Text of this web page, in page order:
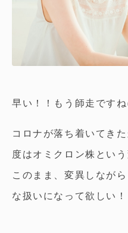
早い！！もう師走です
コロナが落ち着いてき
度はオミクロン株とい
このまま、変異しなが
な扱いになって欲しい